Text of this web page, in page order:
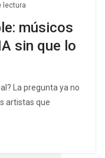
lectura
músicos
sin que lo
La pregunta ya no
artistas que